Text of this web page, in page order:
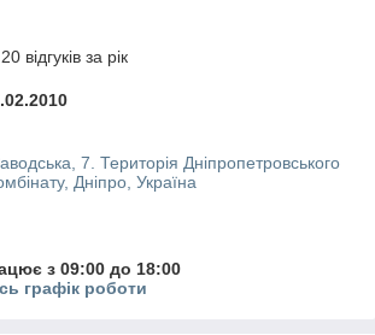
відгуків за рік
7. Територія Дніпропетровського
Дніпро, Україна
з 09:00 до 18:00
графік роботи